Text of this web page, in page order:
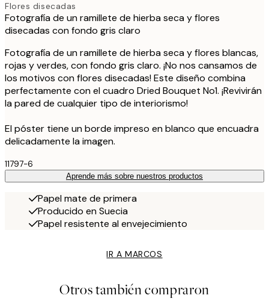
Flores disecadas
Fotografía de un ramillete de hierba seca y flores
disecadas con fondo gris claro
Fotografía de un ramillete de hierba seca y flores blancas,
rojas y verdes, con fondo gris claro. ¡No nos cansamos de
los motivos con flores disecadas! Este diseño combina
perfectamente con el cuadro Dried Bouquet No1. ¡Revivirán
la pared de cualquier tipo de interiorismo!
El póster tiene un borde impreso en blanco que encuadra
delicadamente la imagen.
11797-6
Aprende más sobre nuestros productos
Papel mate de primera
Producido en Suecia
Papel resistente al envejecimiento
IR A MARCOS
Otros también compraron